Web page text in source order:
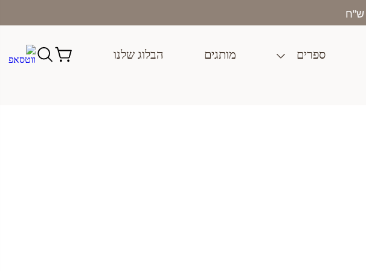
ספרים מותגים הבלוג שלנו